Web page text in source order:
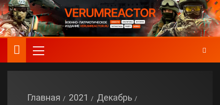
Главная 2021
Декабрь